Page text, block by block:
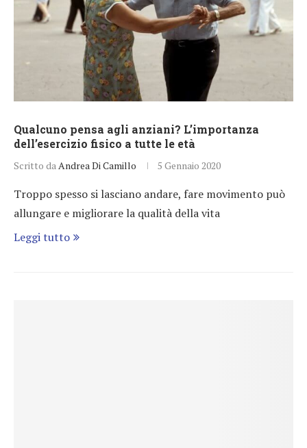
Qualcuno pensa agli anziani? L’importanza
dell’esercizio fisico a tutte le età
Scritto da Andrea Di Camillo 5 Gennaio 2020
Troppo spesso si lasciano andare, fare movimento può
allungare e migliorare la qualità della vita
Leggi tutto